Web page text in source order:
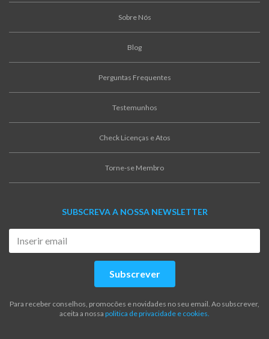
Sobre Nós
Blog
Perguntas Frequentes
Testemunhos
Check Licenças e Atos
Torne-se Membro
SUBSCREVA A NOSSA NEWSLETTER
Subscrever
Para receber conselhos, promocões e novidades no seu email. Ao subscrever,
aceita a nossa politica de privacidade e cookies.